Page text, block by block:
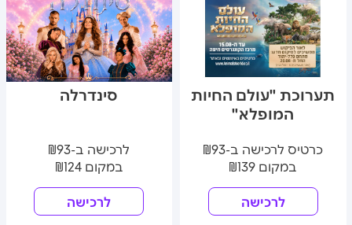
סינדרלה
לרכישה ב-₪93
במקום ₪124
לרכישה
תערוכת "עולם החיות
המופלא"
כרטיס לרכישה ב-₪93
במקום ₪139
לרכישה